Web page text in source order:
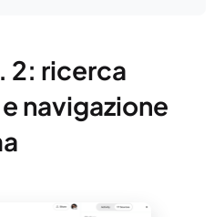
2: ricerca
navigazione